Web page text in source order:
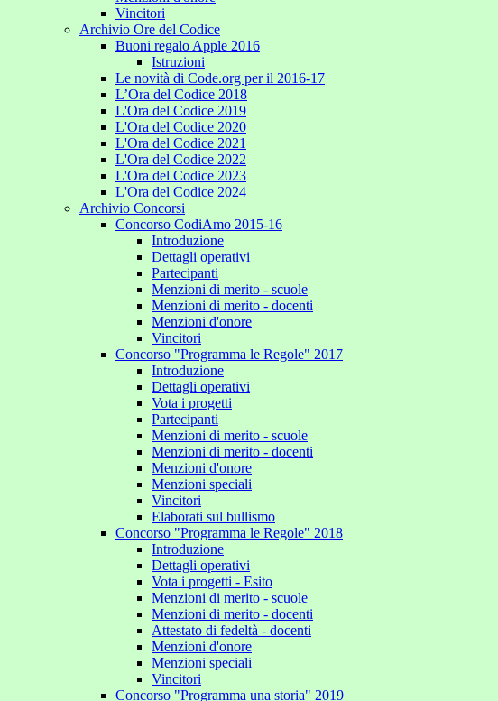
Vincitori
Archivio Ore del Codice
Buoni regalo Apple 2016
Istruzioni
Le novità di Code.org per il 2016-17
L’Ora del Codice 2018
L'Ora del Codice 2019
L'Ora del Codice 2020
L'Ora del Codice 2021
L'Ora del Codice 2022
L'Ora del Codice 2023
L'Ora del Codice 2024
Archivio Concorsi
Concorso CodiAmo 2015-16
Introduzione
Dettagli operativi
Partecipanti
Menzioni di merito - scuole
Menzioni di merito - docenti
Menzioni d'onore
Vincitori
Concorso "Programma le Regole" 2017
Introduzione
Dettagli operativi
Vota i progetti
Partecipanti
Menzioni di merito - scuole
Menzioni di merito - docenti
Menzioni d'onore
Menzioni speciali
Vincitori
Elaborati sul bullismo
Concorso "Programma le Regole" 2018
Introduzione
Dettagli operativi
Vota i progetti - Esito
Menzioni di merito - scuole
Menzioni di merito - docenti
Attestato di fedeltà - docenti
Menzioni d'onore
Menzioni speciali
Vincitori
Concorso "Programma una storia" 2019